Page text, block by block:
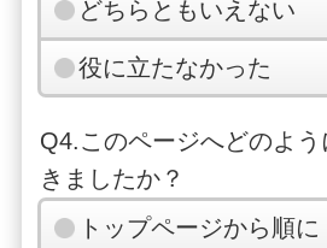
どちらともいえない
役に立たなかった
Q4.このページへどのよ
きましたか？
トップページから順に